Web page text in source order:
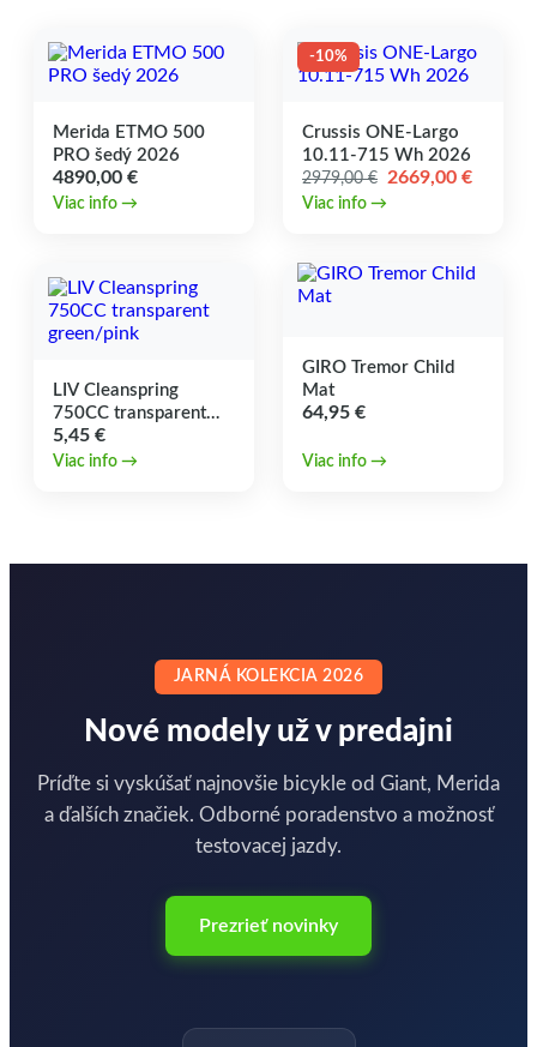
Merida ETMO 500
PRO šedý 2026
4890,00 €
Viac info →
-10%
Crussis ONE-Largo
10.11-715 Wh 2026
2979,00€
Pôvodná
cena
2669,00 €
Viac info →
LIV Cleanspring
750CC transparent
green/pink
5,45 €
Viac info →
GIRO Tremor Child
Mat
64,95 €
Viac info →
JARNÁ KOLEKCIA 2026
Nové modely už v predajni
Príďte si vyskúšať najnovšie bicykle od Giant, Merida
a ďalších značiek. Odborné poradenstvo a možnosť
testovacej jazdy.
Prezrieť novinky